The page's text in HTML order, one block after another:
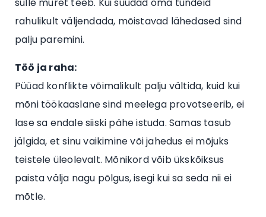
sulle muret teeb. Kui suudad oma tundeid
rahulikult väljendada, mõistavad lähedased sind
palju paremini.
Töö ja raha:
Püüad konflikte võimalikult palju vältida, kuid kui
mõni töökaaslane sind meelega provotseerib, ei
lase sa endale siiski pähe istuda. Samas tasub
jälgida, et sinu vaikimine või jahedus ei mõjuks
teistele üleolevalt. Mõnikord võib ükskõiksus
paista välja nagu põlgus, isegi kui sa seda nii ei
mõtle.